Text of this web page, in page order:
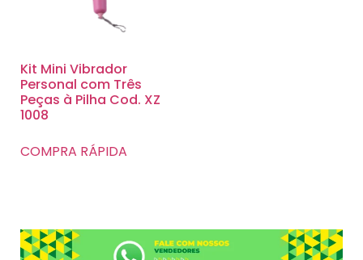
Kit Mini Vibrador
Personal com Três
Peças à Pilha Cod. XZ
1008
COMPRA RÁPIDA